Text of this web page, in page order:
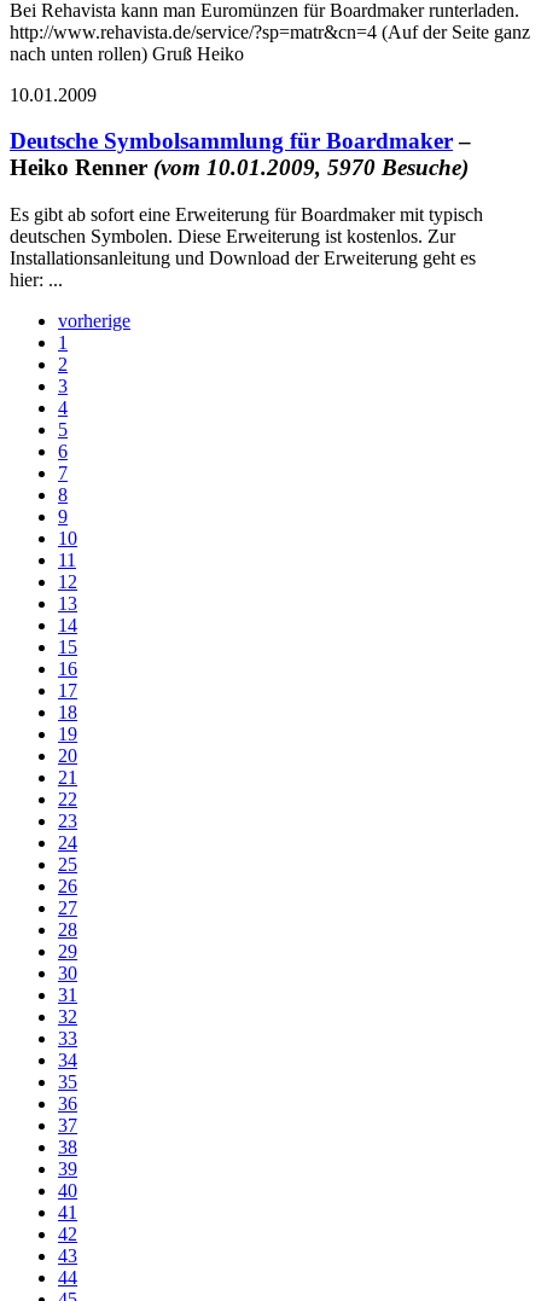
Bei Rehavista kann man Euromünzen für Boardmaker runterladen.
http://www.rehavista.de/service/?sp=matr&cn=4 (Auf der Seite ganz
nach unten rollen) Gruß Heiko
10.01.2009
Deutsche Symbolsammlung für Boardmaker–
Heiko Renner (vom 10.01.2009, 5970 Besuche)
Es gibt ab sofort eine Erweiterung für Boardmaker mit typisch
deutschen Symbolen. Diese Erweiterung ist kostenlos. Zur
Installationsanleitung und Download der Erweiterung geht es
hier: ...
vorherige
1
2
3
4
5
6
7
8
9
10
11
12
13
14
15
16
17
18
19
20
21
22
23
24
25
26
27
28
29
30
31
32
33
34
35
36
37
38
39
40
41
42
43
44